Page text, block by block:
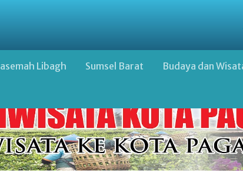
Libagh Sumsel Barat Budaya dan